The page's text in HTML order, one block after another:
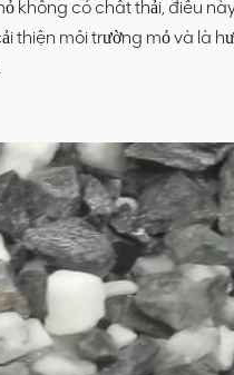
không có chất thải, điều
thiện môi trường mỏ và là